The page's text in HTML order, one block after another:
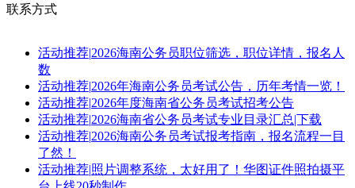
联系方式
活动推荐|2026海南公务员职位筛选，职位详情，报名人
数
活动推荐|2026年海南公务员考试公告，历年考情一览！
活动推荐|2026年度海南省公务员考试招考公告
活动推荐|2026海南省公务员考试专业目录汇总|下载
活动推荐|2026海南公务员考试报考指南，报名流程一目
了然！
活动推荐|照片调整系统，太好用了！华图证件照拍摄平